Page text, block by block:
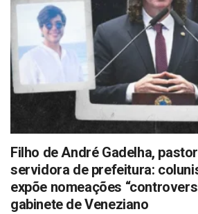
Filho de André Gadelha,
servidora de prefeitura:
expõe nomeações
gabinete de Veneziano